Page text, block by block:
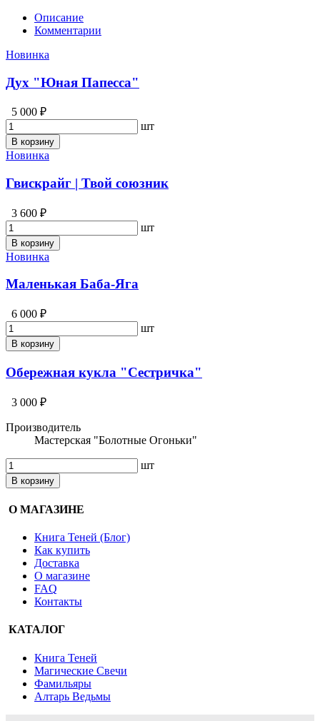
Описание
Комментарии
Новинка
Дух "Юная Папесса"
5 000 ₽
шт
В корзину
Новинка
Гвискрайг | Твой союзник
3 600 ₽
шт
В корзину
Новинка
Маленькая Баба-Яга
6 000 ₽
шт
В корзину
Обережная кукла "Сестричка"
3 000 ₽
Производитель
Мастерская "Болотные Огоньки"
шт
В корзину
О МАГАЗИНЕ
Книга Теней (Блог)
Как купить
Доставка
О магазине
FAQ
Контакты
КАТАЛОГ
Книга Теней
Магические Свечи
Фамильяры
Алтарь Ведьмы